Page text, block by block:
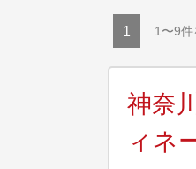
1 1〜9件
神奈
ィネ